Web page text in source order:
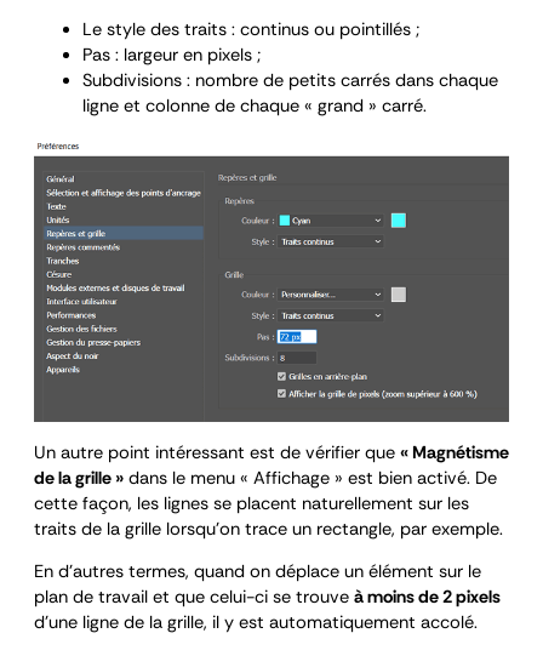
Le style des traits : continus ou pointillés ;
Pas : largeur en pixels ;
Subdivisions : nombre de petits carrés dans chaque
ligne et colonne de chaque « grand » carré.
Un autre point intéressant est de vérifier que « Magnétisme
de la grille » dans le menu « Affichage » est bien activé. De
cette façon, les lignes se placent naturellement sur les
traits de la grille lorsqu’on trace un rectangle, par exemple.
En d’autres termes, quand on déplace un élément sur le
plan de travail et que celui-ci se trouve à moins de 2 pixels
d’une ligne de la grille, il y est automatiquement accolé.